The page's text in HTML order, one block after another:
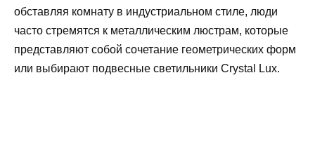
обставляя комнату в индустриальном стиле, люди
часто стремятся к металлическим люстрам, которые
представляют собой сочетание геометрических форм
или выбирают подвесные светильники Crystal Lux.